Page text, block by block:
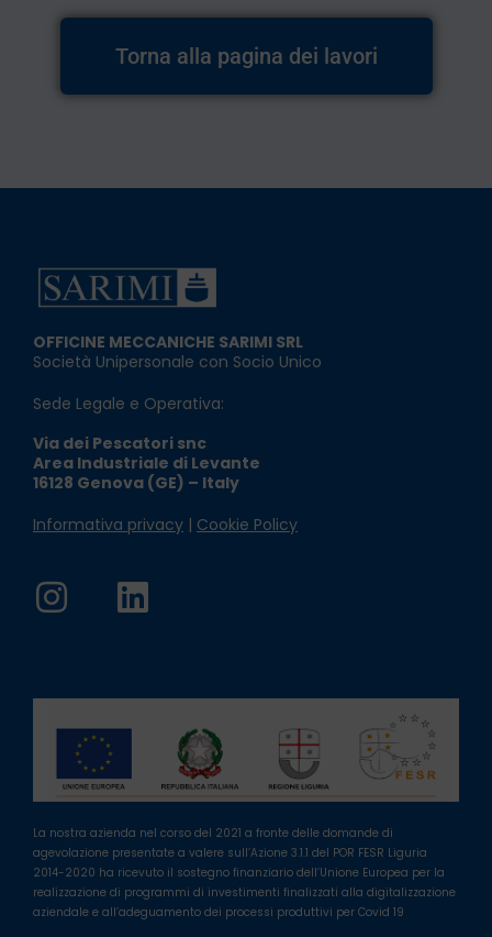
Torna alla pagina dei lavori
OFFICINE MECCANICHE SARIMI SRL
Società Unipersonale con Socio Unico
Sede Legale e Operativa:
Via dei Pescatori snc
Area Industriale di Levante
16128 Genova (GE) – Italy
Informativa privacy | Cookie Policy
La nostra azienda nel corso del 2021 a fronte delle domande di
agevolazione presentate a valere sull’Azione 3.1.1 del POR FESR Liguria
2014-2020 ha ricevuto il sostegno finanziario dell’Unione Europea per la
realizzazione di programmi di investimenti finalizzati alla digitalizzazione
aziendale e all’adeguamento dei processi produttivi per Covid 19